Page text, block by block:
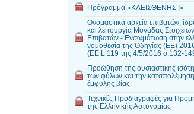
Πρόγραμμα «ΚΛΕΙΣΘΕΝΗΣ Ι»
Ονομαστικά αρχεία επιβατών,
και λειτουργία Μονάδας Στοιχείων
Επιβατών - Ενσωμάτωση στην
νομοθεσία της Οδηγίας (EE)
(EE L 119 της 4/5/2016 σ.132-
Προώθηση της ουσιαστικής
των φύλων και την
έμφυλης βίας
Τεχνικές Προδιαγραφές για
της Ελληνικής Αστυνομίας